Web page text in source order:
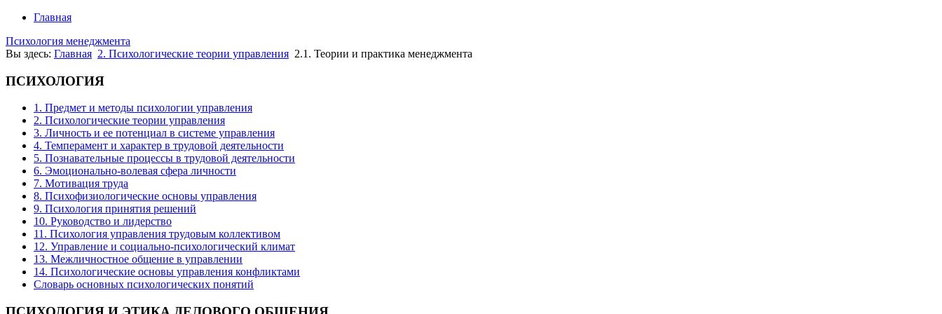
Главная
Психология менеджмента
Вы здесь: Главная 2. Психологические теории управления 2.1. Теории и практика менеджмента
ПСИХОЛОГИЯ
1. Предмет и методы психологии управления
2. Психологические теории управления
3. Личность и ее потенциал в системе управления
4. Темперамент и характер в трудовой деятельности
5. Познавательные процессы в трудовой деятельности
6. Эмоционально-волевая сфера личности
7. Мотивация труда
8. Психофизиологические основы управления
9. Психология принятия решений
10. Руководство и лидерство
11. Психология управления трудовым коллективом
12. Управление и социально-психологический климат
13. Межличностное общение в управлении
14. Психологические основы управления конфликтами
Словарь основных психологических понятий